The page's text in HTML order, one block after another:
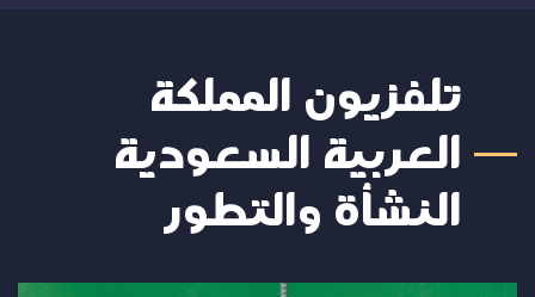
تلفزيون المملكة
العربية السعودية
النشأة والتطور